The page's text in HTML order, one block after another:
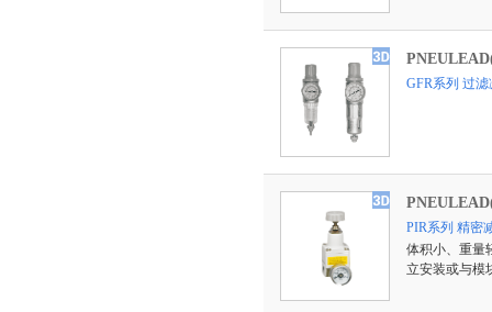
GFR系列 过
PIR系列 精密
体积小、重量
立安装或与模